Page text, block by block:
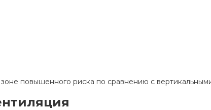
повышенного риска по сравнению с